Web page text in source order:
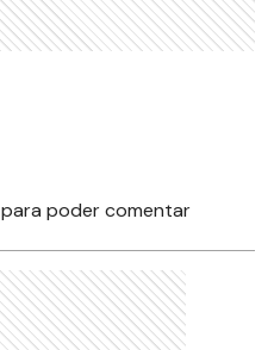
para poder comentar